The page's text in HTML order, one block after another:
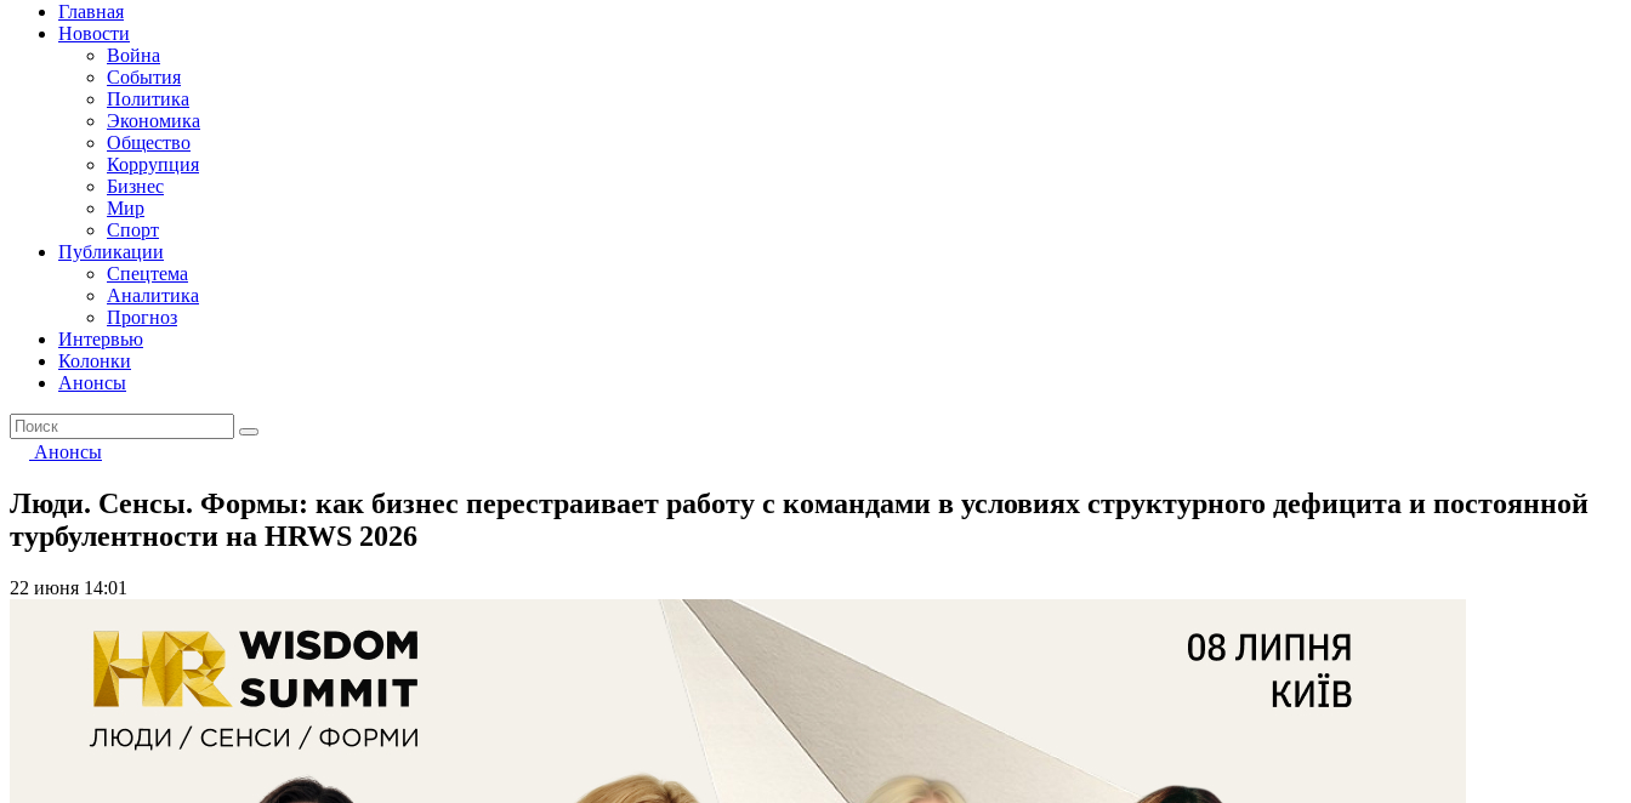
Главная
Новости
Война
События
Политика
Экономика
Общество
Коррупция
Бизнес
Мир
Спорт
Публикации
Спецтема
Аналитика
Прогноз
Интервью
Колонки
Анонсы
Анонсы
Люди. Сенсы. Формы: как бизнес перестраивает работу с командами в условиях структурного дефицита и постоянной
турбулентности на HRWS 2026
22 июня 14:01